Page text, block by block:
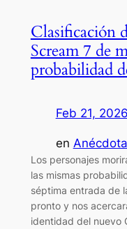
Clasificación
Scream 7 de
probabilidad
Feb 21, 2026
en
Los personajes
las mismas
séptima entrada de
pronto y nos
identidad del nuevo